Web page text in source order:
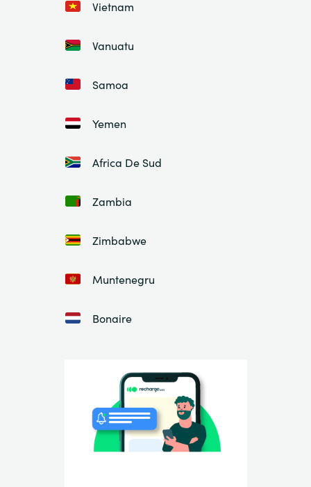
Vietnam
Vanuatu
Samoa
Yemen
Africa De Sud
Zambia
Zimbabwe
Muntenegru
Bonaire